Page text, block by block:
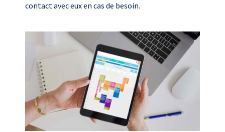
contact avec eux en cas de besoin.